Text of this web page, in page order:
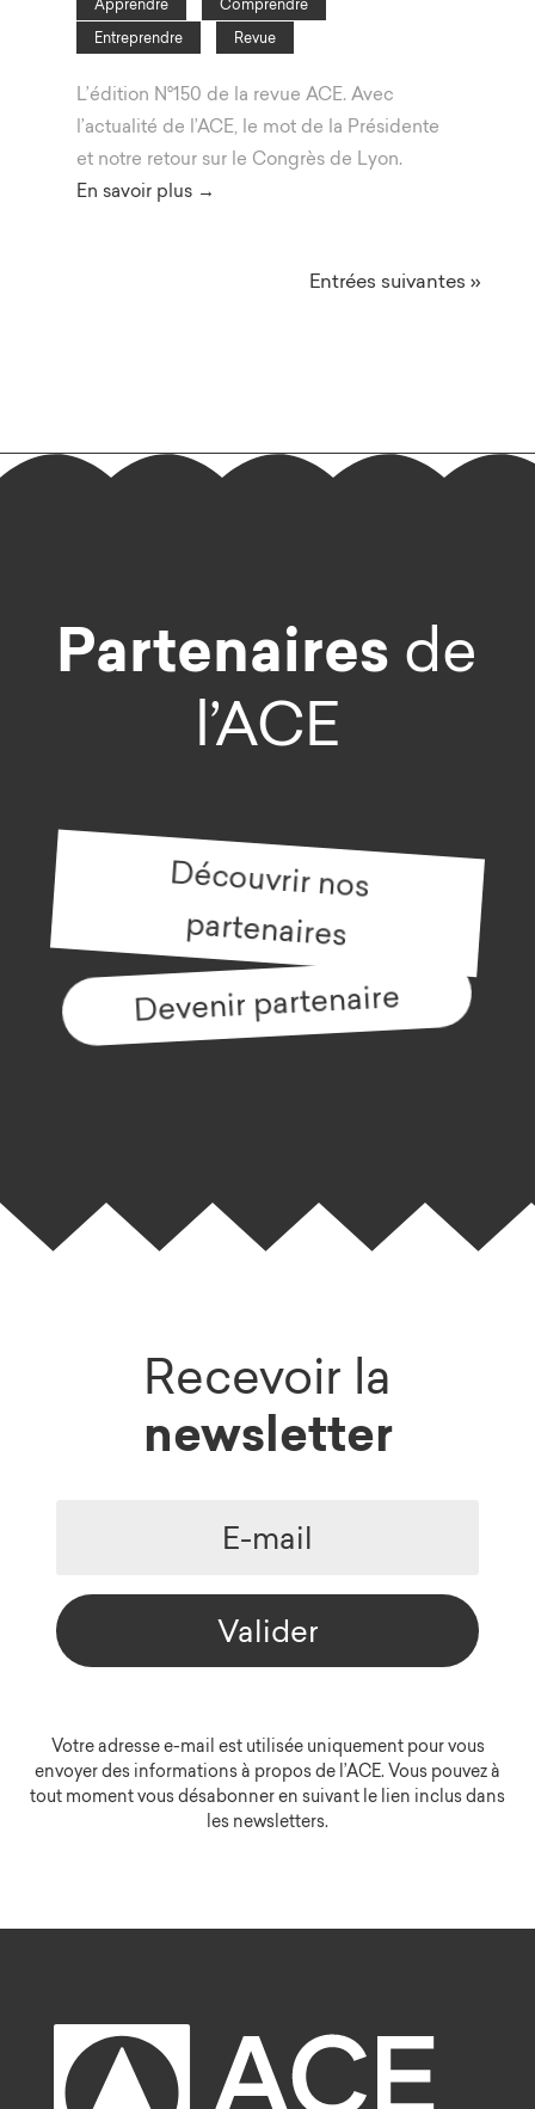
Apprendre
Comprendre
Entreprendre
Revue
L’édition N°150 de la revue ACE. Avec
l’actualité de l’ACE, le mot de la Présidente
et notre retour sur le Congrès de Lyon.
En savoir plus →
Entrées suivantes »
Partenaires de
l’ACE
Découvrir nos
partenaires
Devenir partenaire
Recevoir la
newsletter
Valider
Votre adresse e-mail est utilisée uniquement pour vous
envoyer des informations à propos de l’ACE. Vous pouvez à
tout moment vous désabonner en suivant le lien inclus dans
les newsletters.